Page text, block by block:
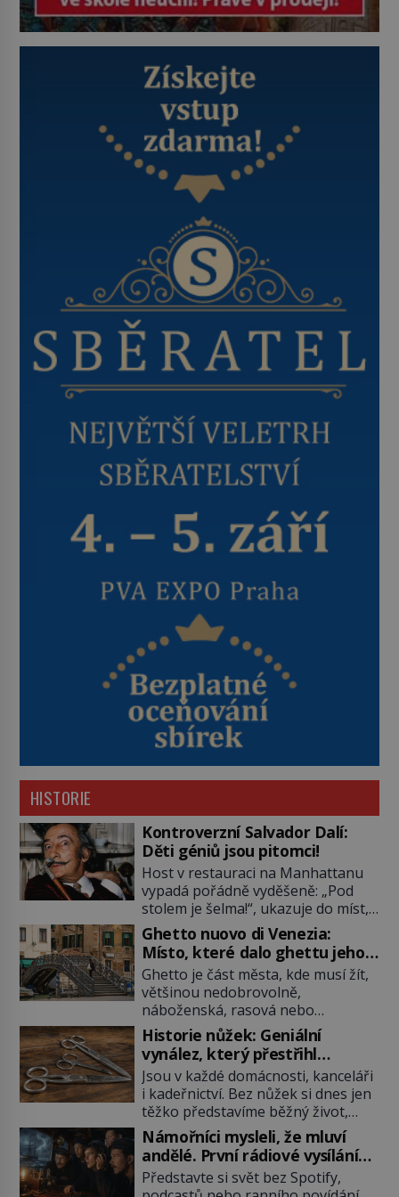
HISTORIE
Kontroverzní Salvador Dalí:
Děti géniů jsou pitomci!
Host v restauraci na Manhattanu
vypadá pořádně vyděšeně: „Pod
stolem je šelma!“, ukazuje do míst,
kde má nedaleko sedící Salvador
Dalí nohy. „Není důvod k obavám,
to je obyčejná kočka přemalovaná
v op art designu,“ uklidňuje ho
malíř. Zabere to. Tato „kočka“ je
jeho miláčkem, jmenuje se Babou a
ve skutečnosti je to ocelot. Babou
[…]
Ghetto nuovo di Venezia:
Místo, které dalo ghettu jeho
jméno
Ghetto je část města, kde musí žít,
většinou nedobrovolně,
náboženská, rasová nebo
národnostní menšina obyvatel.
Bohaté historické zkušenosti mají
s takovým životem Židé. Už od
středověku jsou totiž v každou
chvíli nuceni v nějakém žít. Mezi ty
nejslavnější patří i benítské Geto
založené v roce 1516. Přítomnost
židů je v Benátkách doložena
přibližně od 10. století. Volnější
období […]
Historie nůžek: Geniální
vynález, který přestřihl
tisíciletí
Jsou v každé domácnosti, kanceláři
i kadeřnictví. Bez nůžek si dnes jen
těžko představíme běžný život,
přesto jejich příběh začíná dávno
před vznikem papíru nebo knih. Od
jednoduchých bronzových čepelí až
po chirurgické nástroje a
Námořníci mysleli, že mluví
andělé. První rádiové vysílání
šokovalo svět
Představte si svět bez Spotify,